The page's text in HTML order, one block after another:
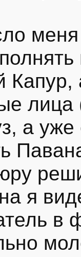
меня
лица
а
я
в